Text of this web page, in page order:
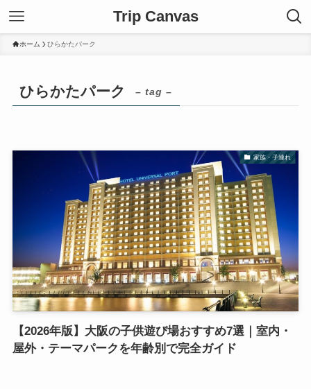
Trip Canvas
ホーム ひらかたパーク
ひらかたパーク – tag –
家族・子連れ
【2026年版】大阪の子供遊び場おすすめ7選｜室内・
屋外・テーマパークを年齢別で完全ガイド